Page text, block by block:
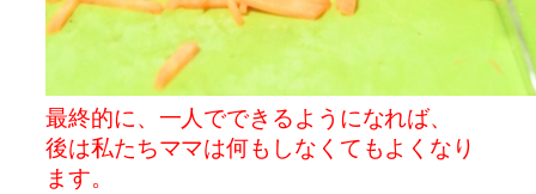
最終的に、一人でできるようになれば、
後は私たちママは何もしなくてもよくなり
ます。